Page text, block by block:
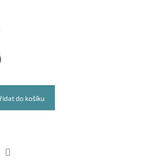
do košíku